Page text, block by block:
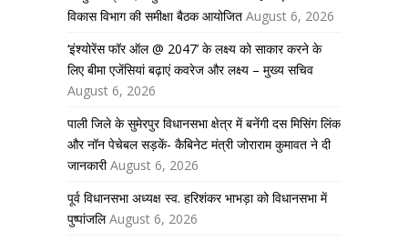
विकास विभाग की समीक्षा बैठक आयोजित August 6, 2026
‘इंश्योरेंस फॉर ऑल @ 2047’ के लक्ष्य को साकार करने के
लिए बीमा एजेंसियां बढ़ाएं कवरेज और लक्ष्य – मुख्य सचिव
August 6, 2026
पाली जिले के सुमेरपुर विधानसभा क्षेत्र में बनेंगी दस मिसिंग लिंक
और नॉन पेचेबल सड़कें- कैबिनेट मंत्री जोराराम कुमावत ने दी
जानकारी August 6, 2026
पूर्व विधानसभा अध्यक्ष स्व. हरिशंकर भाभड़ा को विधानसभा में
पुष्पांजलि August 6, 2026